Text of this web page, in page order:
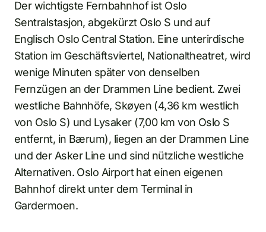
Der wichtigste Fernbahnhof ist Oslo
Sentralstasjon, abgekürzt Oslo S und auf
Englisch Oslo Central Station. Eine unterirdische
Station im Geschäftsviertel, Nationaltheatret, wird
wenige Minuten später von denselben
Fernzügen an der Drammen Line bedient. Zwei
westliche Bahnhöfe, Skøyen (4,36 km westlich
von Oslo S) und Lysaker (7,00 km von Oslo S
entfernt, in Bærum), liegen an der Drammen Line
und der Asker Line und sind nützliche westliche
Alternativen. Oslo Airport hat einen eigenen
Bahnhof direkt unter dem Terminal in
Gardermoen.